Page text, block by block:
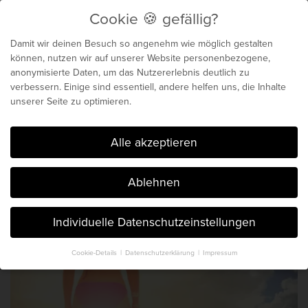
Biochemie für dein
genetisches Maximum
Der Blog von Chris Michalk & Phil
Böhm. Seit 2014.
Cookie 🍪 gefällig?
Damit wir deinen Besuch so angenehm wie möglich gestalten
können, nutzen wir auf unserer Website personenbezogene,
anonymisierte Daten, um das Nutzererlebnis deutlich zu
verbessern. Einige sind essentiell, andere helfen uns, die Inhalte
unserer Seite zu optimieren.
Cookie 🍪 gefällig?
Alle akzeptieren
Ablehnen
Individuelle Datenschutzeinstellungen
Cookie-Details Datenschutzerklärung Impressum
Datenschutzeinstellungen